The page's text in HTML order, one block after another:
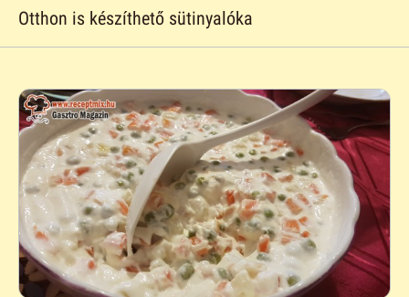
Otthon is készíthető sütinyalóka